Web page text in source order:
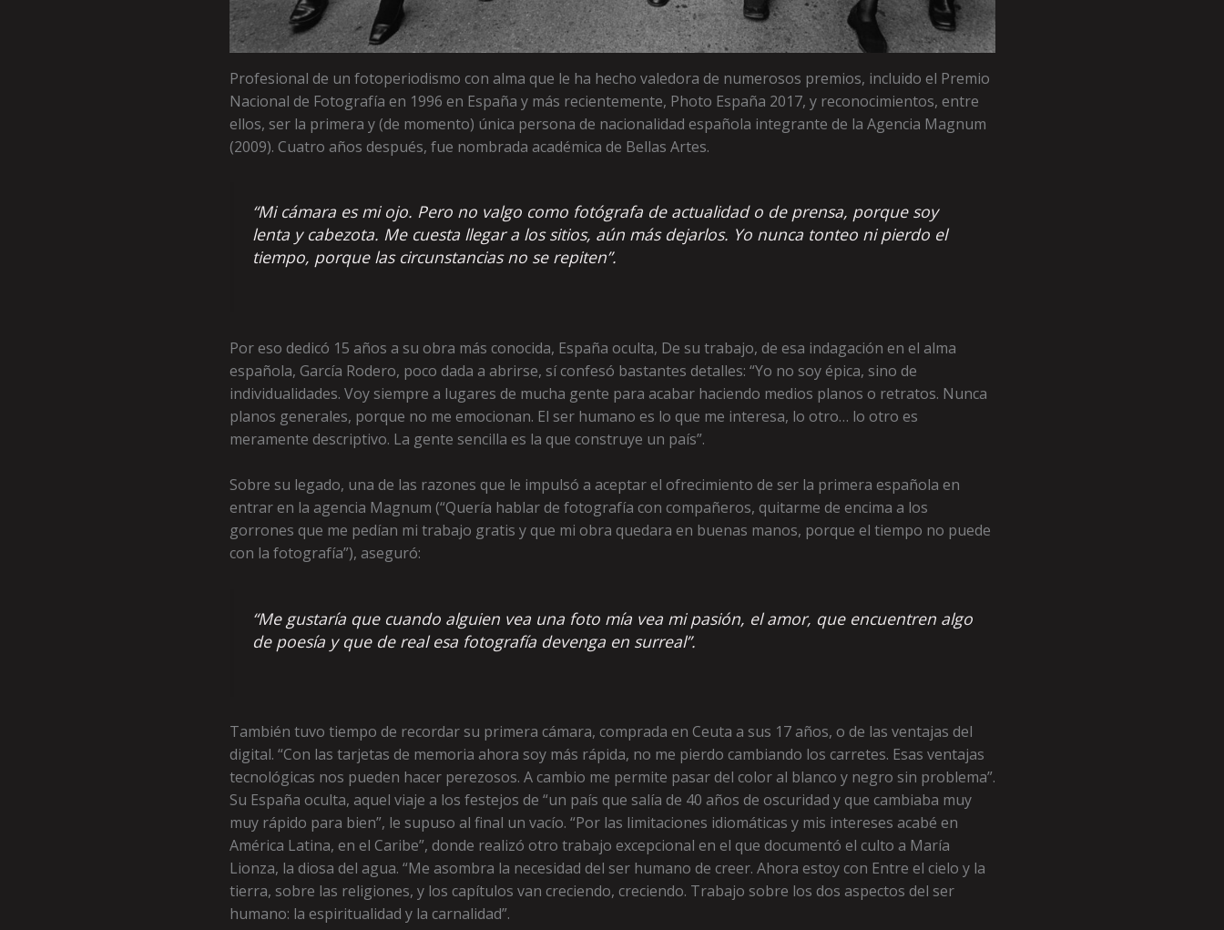
Profesional de un fotoperiodismo con alma que le ha hecho valedora de numerosos premios, incluido el Premio
Nacional de Fotografía en 1996 en España y más recientemente, Photo España 2017, y reconocimientos, entre
ellos, ser la primera y (de momento) única persona de nacionalidad española integrante de la Agencia Magnum
(2009). Cuatro años después, fue nombrada académica de Bellas Artes.
“Mi cámara es mi ojo. Pero no valgo como fotógrafa de actualidad o de prensa, porque soy
lenta y cabezota. Me cuesta llegar a los sitios, aún más dejarlos. Yo nunca tonteo ni pierdo el
tiempo, porque las circunstancias no se repiten”.
Por eso dedicó 15 años a su obra más conocida, España oculta, De su trabajo, de esa indagación en el alma
española, García Rodero, poco dada a abrirse, sí confesó bastantes detalles: “Yo no soy épica, sino de
individualidades. Voy siempre a lugares de mucha gente para acabar haciendo medios planos o retratos. Nunca
planos generales, porque no me emocionan. El ser humano es lo que me interesa, lo otro… lo otro es
meramente descriptivo. La gente sencilla es la que construye un país”.
Sobre su legado, una de las razones que le impulsó a aceptar el ofrecimiento de ser la primera española en
entrar en la agencia Magnum (“Quería hablar de fotografía con compañeros, quitarme de encima a los
gorrones que me pedían mi trabajo gratis y que mi obra quedara en buenas manos, porque el tiempo no puede
con la fotografía”), aseguró:
“Me gustaría que cuando alguien vea una foto mía vea mi pasión, el amor, que encuentren algo
de poesía y que de real esa fotografía devenga en surreal”.
También tuvo tiempo de recordar su primera cámara, comprada en Ceuta a sus 17 años, o de las ventajas del
digital. “Con las tarjetas de memoria ahora soy más rápida, no me pierdo cambiando los carretes. Esas ventajas
tecnológicas nos pueden hacer perezosos. A cambio me permite pasar del color al blanco y negro sin problema”.
Su España oculta, aquel viaje a los festejos de “un país que salía de 40 años de oscuridad y que cambiaba muy
muy rápido para bien”, le supuso al final un vacío. “Por las limitaciones idiomáticas y mis intereses acabé en
América Latina, en el Caribe”, donde realizó otro trabajo excepcional en el que documentó el culto a María
Lionza, la diosa del agua. “Me asombra la necesidad del ser humano de creer. Ahora estoy con Entre el cielo y la
tierra, sobre las religiones, y los capítulos van creciendo, creciendo. Trabajo sobre los dos aspectos del ser
humano: la espiritualidad y la carnalidad”.